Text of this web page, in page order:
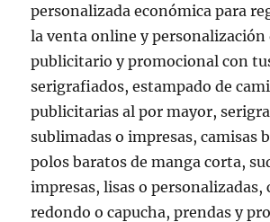
personalizada económica para
la venta online y
publicitario y promocional con
serigrafiados, estampado de
publicitarias al por mayor,
sublimadas o impresas, camisas
polos baratos de manga corta,
impresas, lisas o personalizadas,
redondo o capucha, prendas y